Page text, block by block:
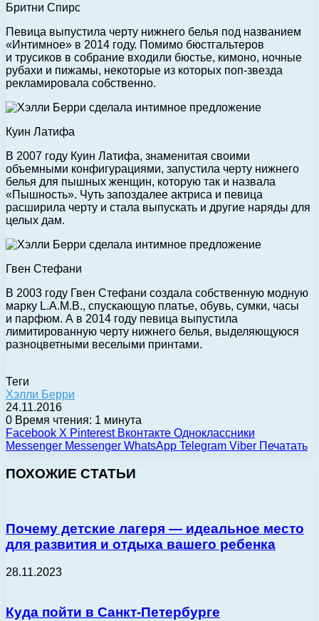
Бритни Спирс
Певица выпустила черту нижнего белья под названием
«Интимное» в 2014 году. Помимо бюстгальтеров
и трусиков в собрание входили бюстье, кимоно, ночные
рубахи и пижамы, некоторые из которых поп-звезда
рекламировала собственно.
Куин Латифа
В 2007 году Куин Латифа, знаменитая своими
объемными конфигурациями, запустила черту нижнего
белья для пышных женщин, которую так и назвала
«Пышность». Чуть запоздалее актриса и певица
расширила черту и стала выпускать и другие наряды для
целых дам.
Гвен Стефани
В 2003 году Гвен Стефани создала собственную модную
марку L.A.M.B., спускающую платье, обувь, сумки, часы
и парфюм. А в 2014 году певица выпустила
лимитированную черту нижнего белья, выделяющуюся
разноцветными веселыми принтами.
Теги
Хэлли Берри
24.11.2016
0 Время чтения: 1 минута
Facebook X Pinterest Вконтакте Одноклассники
Messenger Messenger WhatsApp Telegram Viber Печатать
ПОХОЖИЕ СТАТЬИ
Почему детские лагеря — идеальное место
для развития и отдыха вашего ребенка
28.11.2023
Куда пойти в Санкт-Петербурге